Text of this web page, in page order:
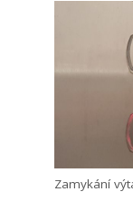
Zamykání